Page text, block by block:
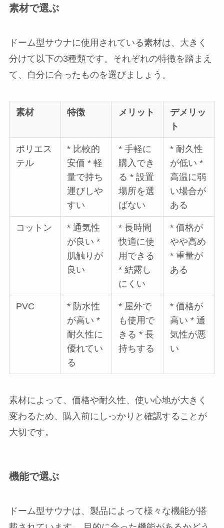
素材で選ぶ
ドーム型サウナに使用されている素材は、大きく
分けて以下の3種類です。それぞれの特徴を踏まえ
て、自分に合ったものを選びましょう。
素材 特徴 メリット
デメリッ
ト
ポリエス
テル
* 比較的
安価 * 軽
量で持ち
運びしや
すい
* 手軽に
購入でき
る * 設置
場所を選
ばない
* 耐久性
が低い *
高温に弱
い場合が
ある
コットン
* 通気性
が良い *
肌触りが
良い
* 長時間
快適に使
用できる
* 結露し
にくい
* 価格が
やや高め
* 重量が
ある
PVC
* 防水性
が高い *
耐久性に
優れてい
る
* 屋外で
も使用で
きる * 長
持ちする
* 価格が
高い * 通
気性が悪
い
素材によって、価格や耐久性、使い心地が大きく
変わるため、購入前にしっかりと確認することが
大切です。
機能で選ぶ
ドーム型サウナは、製品によって様々な機能が搭